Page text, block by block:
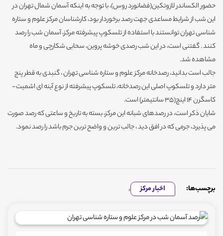
حضور الکساندر لازوتکین(فضانورد روس)، با توجه به اینکه آسمان شمال تهران در
این شب از شرایط مساعدی جهت رصد برخوردار بود، کارشناسان مرکز علوم و ستاره
شناسی تهران توانستند با استفاده از تلسکوپ پیشرفته مرکز، آسمان شب را رصد
کنند . گفتنی است، در این شب رصدی خوشه پروین، سحابی شکارچی و ماه
مشاهده شد.
جالب است بدانید، رصدخانه مرکز علوم و ستاره شناسی تهران ، گنبدی به قطر پنج
متر دارد و تلسکوپ اصلی این رصدخانه، تلسکوپ پیشرفته از نوع آینه ای اشمیت-
کاسگرن 14 اینچ(35 سانتیمتر) است.
شایان ذکر است، در رصدهای شبانه این مرکز، بسته به تاریخ و ساعتی که رصد صورت
می پذیرد، جرمی که در افق دید ، جالب ترین و واضح ترین جرم باشد را رصد نمود.
برچسب‌ها: اخبار مرکز ,